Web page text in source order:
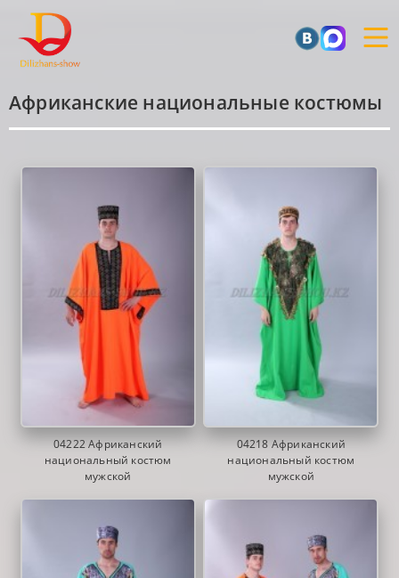
Африканские национальные костюмы
04222 Африканский
национальный костюм
мужской
04218 Африканский
национальный костюм
мужской